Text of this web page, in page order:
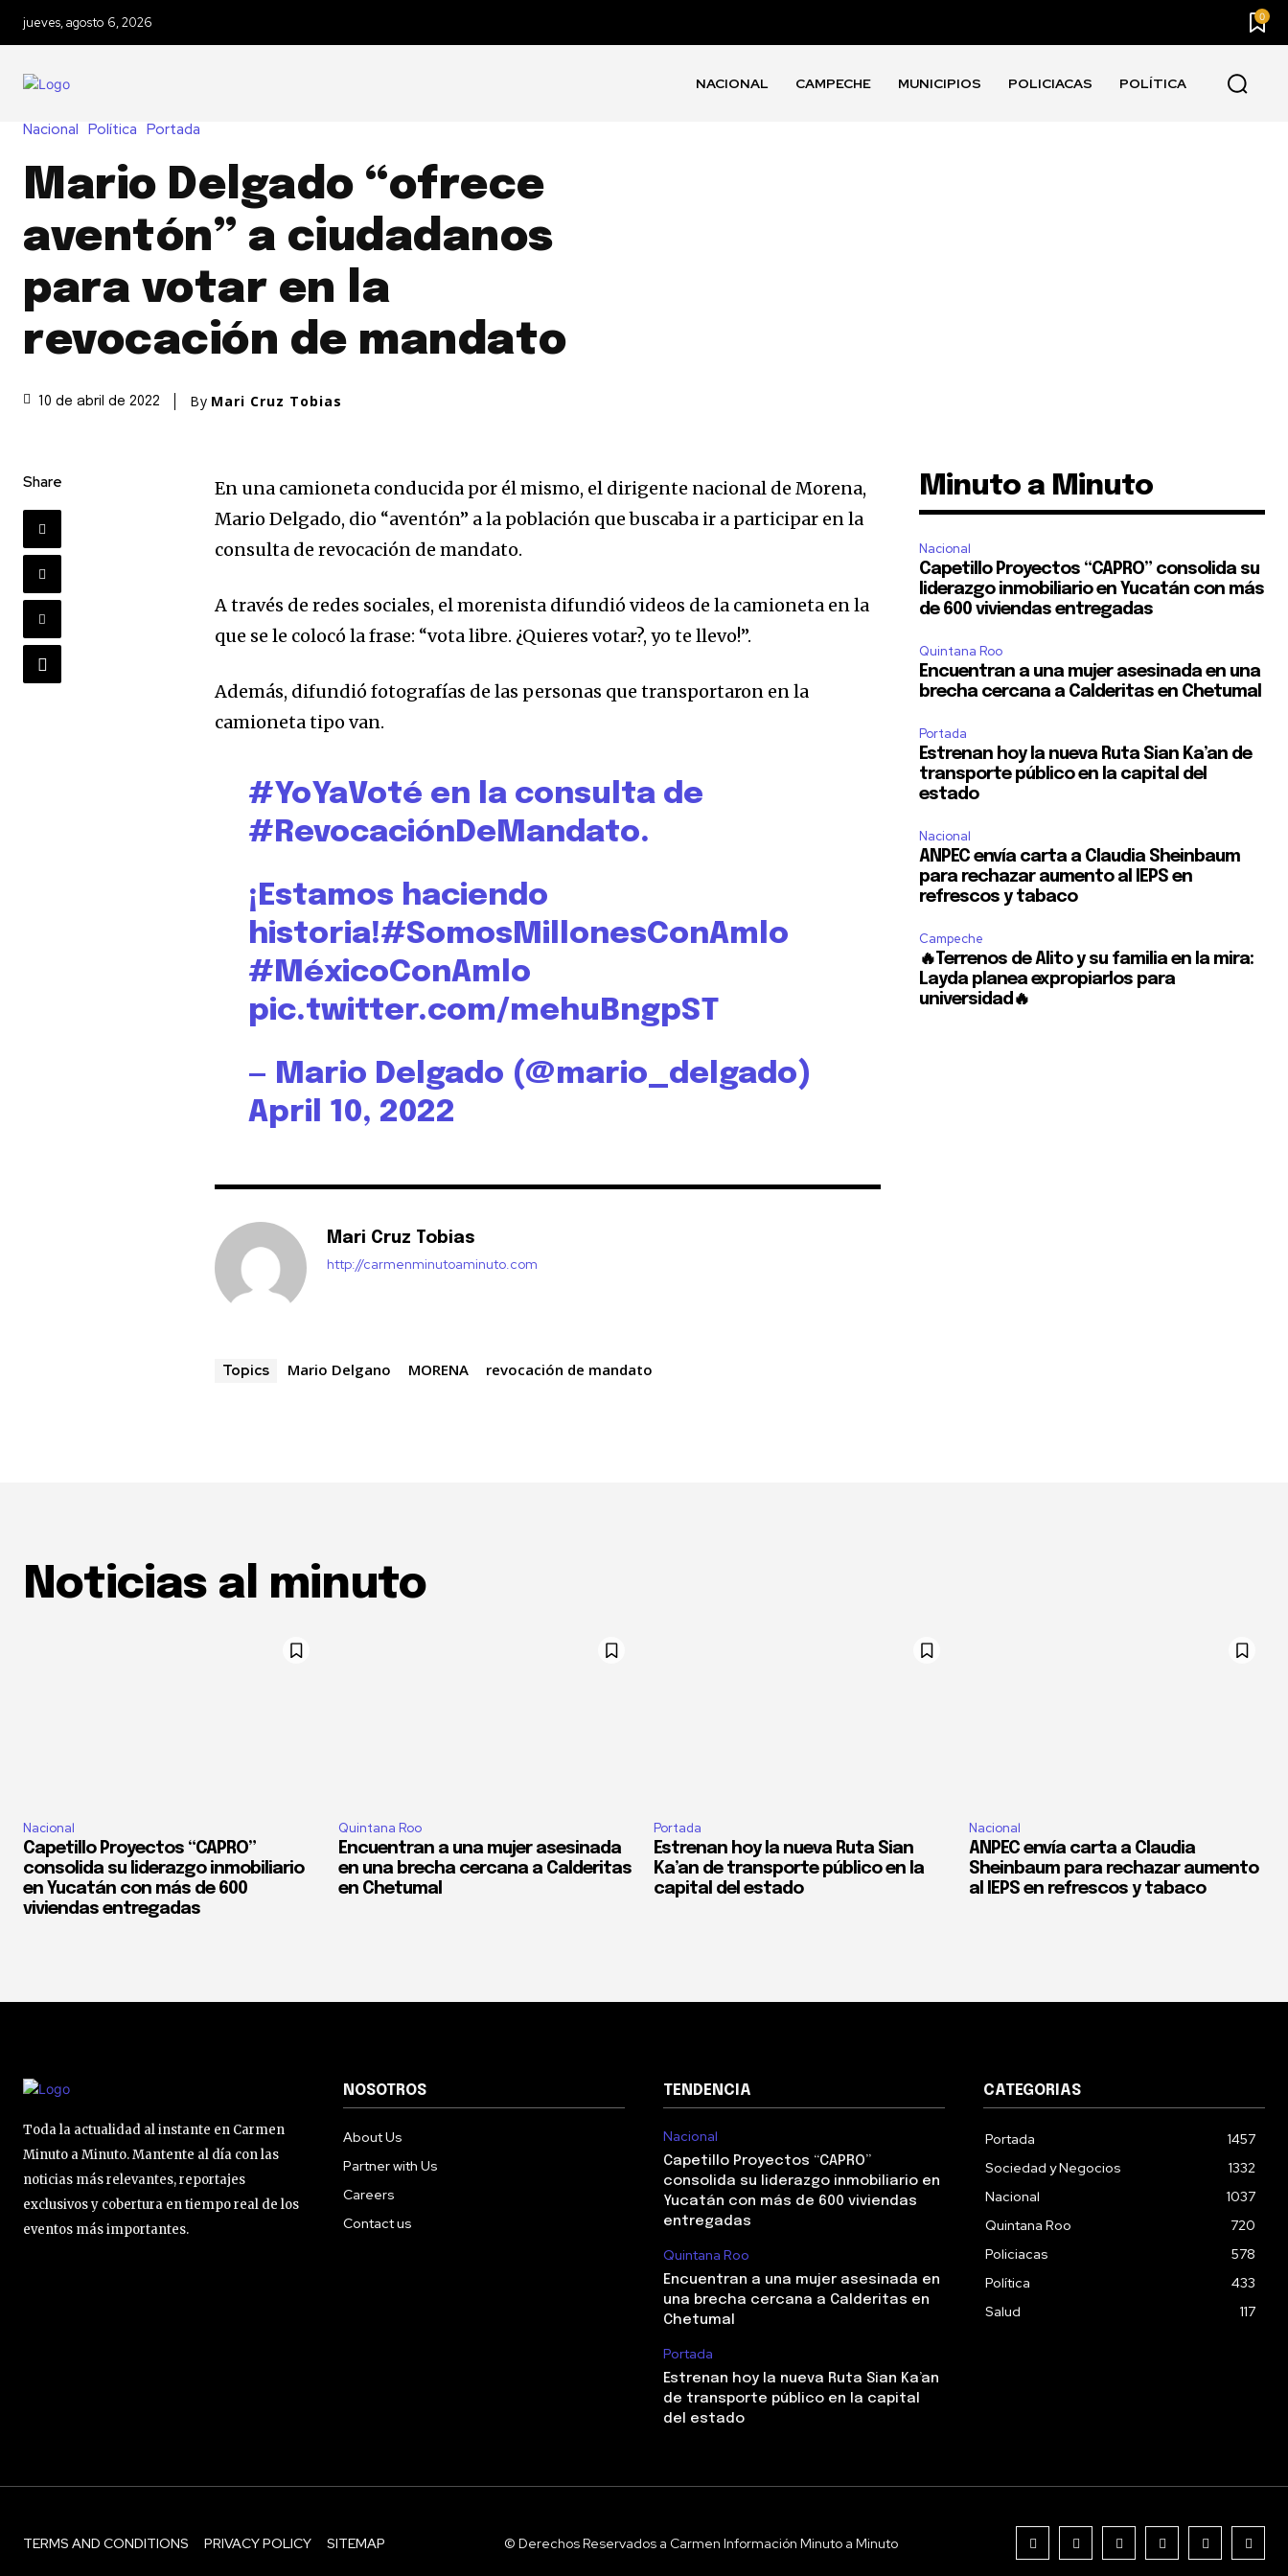
jueves, agosto 6, 2026 0
NACIONAL CAMPECHE MUNICIPIOS POLICIACAS POLÍTICA
Nacional Política Portada
Mario Delgado “ofrece
aventón” a ciudadanos
para votar en la
revocación de mandato
10 de abril de 2022 By Mari Cruz Tobias
Share
En una camioneta conducida por él mismo, el dirigente nacional de Morena,
Mario Delgado, dio “aventón” a la población que buscaba ir a participar en la
consulta de revocación de mandato.
A través de redes sociales, el morenista difundió videos de la camioneta en la
que se le colocó la frase: “vota libre. ¿Quieres votar?, yo te llevo!”.
Además, difundió fotografías de las personas que transportaron en la
camioneta tipo van.
#YoYaVoté en la consulta de
#RevocaciónDeMandato.
¡Estamos haciendo
historia!#SomosMillonesConAmlo
#MéxicoConAmlo
pic.twitter.com/mehuBngpST
— Mario Delgado (@mario_delgado)
April 10, 2022
Mari Cruz Tobias
http://carmenminutoaminuto.com
Topics Mario Delgano MORENA revocación de mandato
Minuto a Minuto
Nacional
Capetillo Proyectos “CAPRO” consolida su
liderazgo inmobiliario en Yucatán con más
de 600 viviendas entregadas
Quintana Roo
Encuentran a una mujer asesinada en una
brecha cercana a Calderitas en Chetumal
Portada
Estrenan hoy la nueva Ruta Sian Ka’an de
transporte público en la capital del
estado
Nacional
ANPEC envía carta a Claudia Sheinbaum
para rechazar aumento al IEPS en
refrescos y tabaco
Campeche
🔥Terrenos de Alito y su familia en la mira:
Layda planea expropiarlos para
universidad🔥
Noticias al minuto
Nacional
Capetillo Proyectos “CAPRO”
consolida su liderazgo inmobiliario
en Yucatán con más de 600
viviendas entregadas
Quintana Roo
Encuentran a una mujer asesinada
en una brecha cercana a Calderitas
en Chetumal
Portada
Estrenan hoy la nueva Ruta Sian
Ka’an de transporte público en la
capital del estado
Nacional
ANPEC envía carta a Claudia
Sheinbaum para rechazar aumento
al IEPS en refrescos y tabaco
Toda la actualidad al instante en Carmen
Minuto a Minuto. Mantente al día con las
noticias más relevantes, reportajes
exclusivos y cobertura en tiempo real de los
eventos más importantes.
NOSOTROS
About Us
Partner with Us
Careers
Contact us
TENDENCIA
Nacional
Capetillo Proyectos “CAPRO”
consolida su liderazgo inmobiliario en
Yucatán con más de 600 viviendas
entregadas
Quintana Roo
Encuentran a una mujer asesinada en
una brecha cercana a Calderitas en
Chetumal
Portada
Estrenan hoy la nueva Ruta Sian Ka’an
de transporte público en la capital
del estado
CATEGORIAS
Portada
1457
Sociedad y Negocios
1332
Nacional
1037
Quintana Roo
720
Policiacas
578
Política
433
Salud
117
TERMS AND CONDITIONS PRIVACY POLICY SITEMAP © Derechos Reservados a Carmen Información Minuto a Minuto